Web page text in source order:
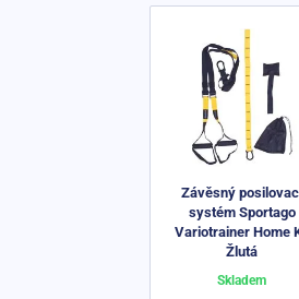
Závěsný
systém Sportago
Variotrainer Home
Žlutá
Skladem